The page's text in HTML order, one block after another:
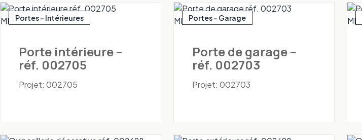
Portes - Intérieures
Porte intérieure –
réf. 002705
Projet: 002705
Portes - Garage
Porte de garage –
réf. 002703
Projet: 002703